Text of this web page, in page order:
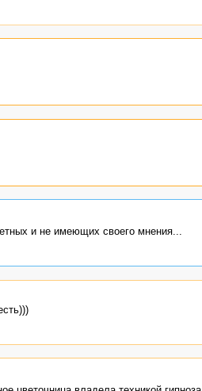
и не имеющих своего мнения...